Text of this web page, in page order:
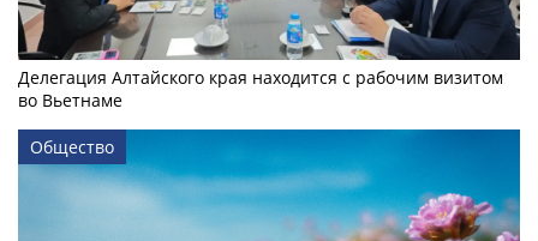
Делегация Алтайского края находится с рабочим визитом
во Вьетнаме
Общество